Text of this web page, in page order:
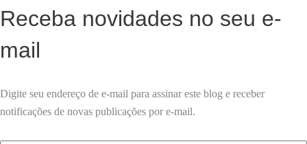
Receba novidades no seu e-
mail
Digite seu endereço de e-mail para assinar este blog e receber
notificações de novas publicações por e-mail.